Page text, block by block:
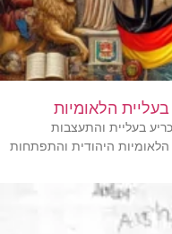
הלאומיות
בעליית והתעצבות
ה-19 וגם בעליית הלאומיות היהודית והתפתחות